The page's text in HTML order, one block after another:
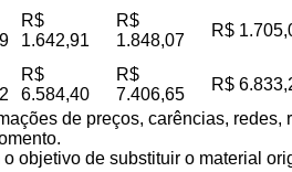
R$
1.642,91
R$
1.848,07
R$
R$
6.584,40
R$
7.406,65
R$
de preços, carências,
o objetivo de substituir o material